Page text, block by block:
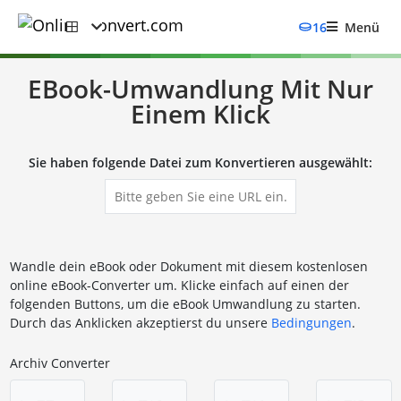
16 Menü
EBook-Umwandlung Mit Nur
Einem Klick
Sie haben folgende Datei zum Konvertieren ausgewählt:
Wandle dein eBook oder Dokument mit diesem kostenlosen
online eBook-Converter um. Klicke einfach auf einen der
folgenden Buttons, um die eBook Umwandlung zu starten.
Durch das Anklicken akzeptierst du unsere Bedingungen.
Archiv Converter